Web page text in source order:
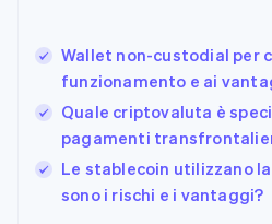
Wallet non-custodial per
funzionamento e ai
Quale criptovaluta è
pagamenti
Le stablecoin utilizzano
sono i rischi e i vantaggi?
Giappone
日本語English
English
Grecia
English
India